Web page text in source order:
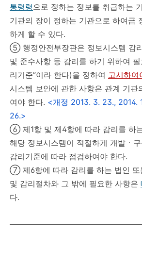
통령령으로 정하는 정보를 취급하는
기관의 장이 정하는 기관으로 하여금
하게 할 수 있다.
⑤ 행정안전부장관은 정보시스템 감
및 준수사항 등 감리를 하기 위하여
리기준”이라 한다)을 정하여 고시하여
시스템 보안에 관한 사항은 관계 기관
여야 한다. <개정 2013. 3. 23., 2014.
26.>
⑥ 제1항 및 제4항에 따라 감리를 하
해당 정보시스템이 적절하게 개발ㆍ
감리기준에 따라 점검하여야 한다.
⑦ 제6항에 따라 감리를 하는 법인 또
및 감리절차와 그 밖에 필요한 사항은
다.